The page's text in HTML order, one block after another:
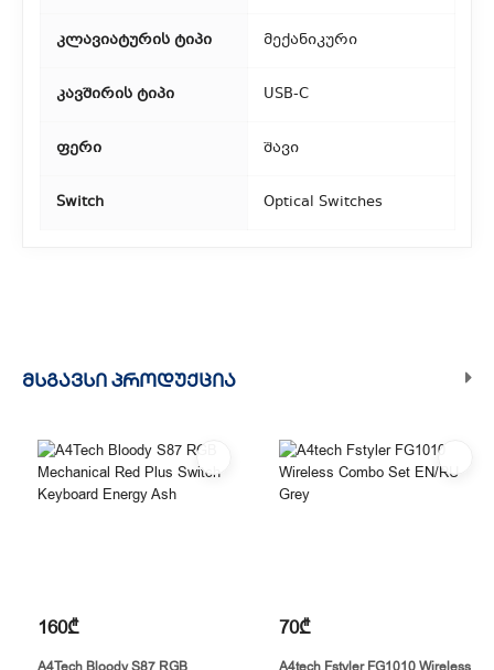
აიღოთ თქვენი შეკვეთა ჩვენი ფილიალიდან.
3. საფოსტო მიწოდება
მიწოდება. მიწოდების დრო დამოკიდებულია
კლავიატურის ტიპი მექანიკური
კავშირის ტიპი USB-C
ფერი შავი
Switch Optical Switches
ᲛᲡᲒᲐᲕᲡᲘ ᲞᲠᲝᲓᲣᲥᲪᲘᲐ
160₾ 70₾